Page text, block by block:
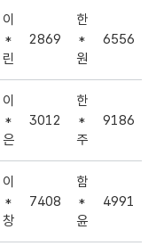
이
*
린
2869
한
*
원
6556
이
*
은
3012
한
*
주
9186
이
*
창
7408
함
*
윤
4991